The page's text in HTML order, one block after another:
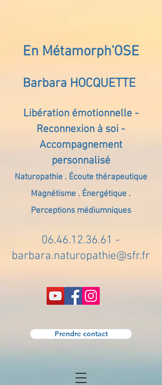
En Métamorph'OSE
Barbara HOCQUETTE
Libération émotionnelle -
Reconnexion à soi -
Accompagnement
personnalisé
Naturopathie . Écoute thérapeutique
Magnétisme . Énergétique .
Perceptions médiumniques
06.46.12.36.61 -
barbara.naturopathie@sfr.fr
Prendre contact